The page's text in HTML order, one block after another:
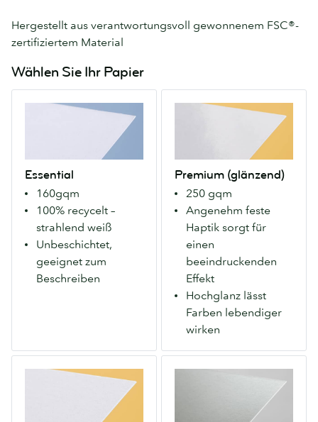
Hergestellt aus verantwortungsvoll gewonnenem FSC®-
zertifiziertem Material
Wählen Sie Ihr Papier
Essential
160gqm
100% recycelt –
strahlend weiß
Unbeschichtet,
geeignet zum
Beschreiben
das
strahlend
weiß.
Unbeschichtet,
damit
darauf
Premium (glänzend)
250 gqm
Angenehm feste
Haptik sorgt für
einen
beeindruckenden
Effekt
Hochglanz lässt
Farben lebendiger
wirken
mit
glänzendem
Finish
beiden
Seiten.
Farben
lebendiger
wirken,
für
einen